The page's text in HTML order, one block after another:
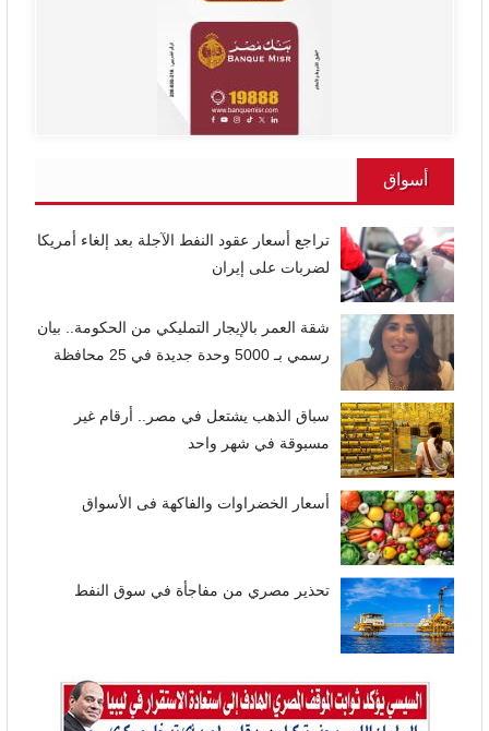
أسواق
تراجع أسعار عقود النفط الآجلة بعد إلغاء أمريكا
لضربات على إيران
شقة العمر بالإيجار التمليكي من الحكومة.. بيان
رسمي بـ 5000 وحدة جديدة في 25 محافظة
سباق الذهب يشتعل في مصر.. أرقام غير
مسبوقة في شهر واحد
أسعار الخضراوات والفاكهة فى الأسواق
تحذير مصري من مفاجأة في سوق النفط